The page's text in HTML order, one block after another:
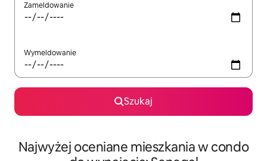
Zameldowanie
Wymeldowanie
Szukaj
Najwyżej oceniane mieszkania w condo